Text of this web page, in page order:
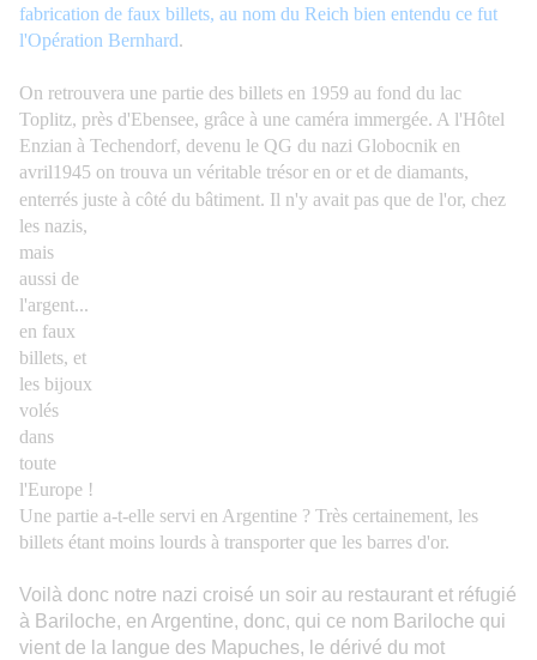
fabrication de faux billets, au nom du Reich bien entendu ce fut
l'Opération Bernhard.
On retrouvera une partie des billets en 1959 au fond du lac
Toplitz, près d'Ebensee, grâce à une caméra immergée. A l'Hôtel
Enzian à Techendorf, devenu le QG du nazi Globocnik en
avril1945 on trouva un véritable trésor en or et de diamants,
enterrés juste à côté du bâtiment. Il n'y avait pas que de l'or, chez
les nazis,
mais
aussi de
l'argent...
en faux
billets, et
les bijoux
volés
dans
toute
l'Europe !
Une partie a-t-elle servi en Argentine ? Très certainement, les
billets étant moins lourds à transporter que les barres d'or.
Voilà donc notre nazi croisé un soir au restaurant et réfugié
à Bariloche, en Argentine, donc, qui ce nom Bariloche qui
vient de la langue des Mapuches, le dérivé du mot